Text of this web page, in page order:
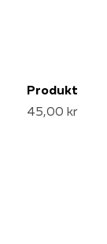
Produkt
45,00 kr